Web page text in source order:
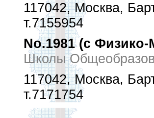
117042, Москва,
т.7155954
No.1981 (с
Школы
117042, Москва,
т.7171754